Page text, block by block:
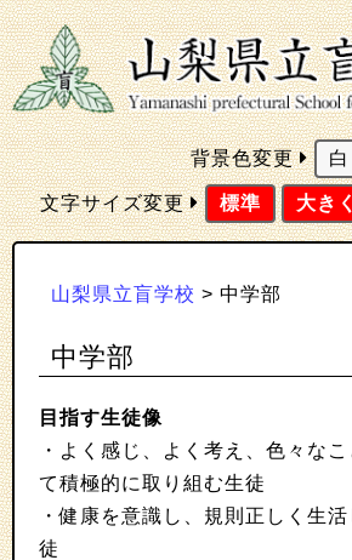
背景色変更 白
文字サイズ変更 標準 大きく
山梨県立盲学校 > 中学部
中学部
目指す生徒像
・よく感じ、よく考え、色々な
て積極的に取り組む生徒
・健康を意識し、規則正しく生
徒